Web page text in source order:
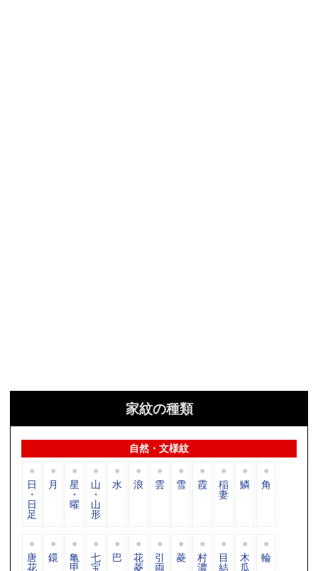
家紋の種類
自然・文様紋
日
・
日
足
月 星
・
曜
山
・
山
形
水 浪 雲 雪 霞 稲
妻
鱗 角
唐
花
鐶 亀
甲
七
宝
巴 花
菱
引
両
菱 村
濃
目
結
木
瓜
輪